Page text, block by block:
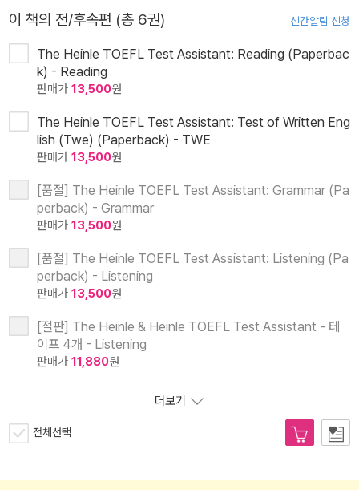
이 책의 전/후속편 (총 6권) 신간알림 신청
The Heinle TOEFL Test Assistant: Reading (Paperbac
k) - Reading
판매가 13,500원
The Heinle TOEFL Test Assistant: Test of Written Eng
lish (Twe) (Paperback) - TWE
판매가 13,500원
[품절] The Heinle TOEFL Test Assistant: Grammar (Pa
perback) - Grammar
판매가 13,500원
[품절] The Heinle TOEFL Test Assistant: Listening (Pa
perback) - Listening
판매가 13,500원
[절판] The Heinle & Heinle TOEFL Test Assistant - 테
이프 4개 - Listening
판매가 11,880원
더보기
전체선택